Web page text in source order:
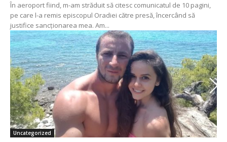
În aeroport fiind, m-am străduit să citesc comunicatul de 10 pagini,
pe care l-a remis episcopul Oradiei către presă, încercând să
justifice sancționarea mea. Am...
Uncategorized